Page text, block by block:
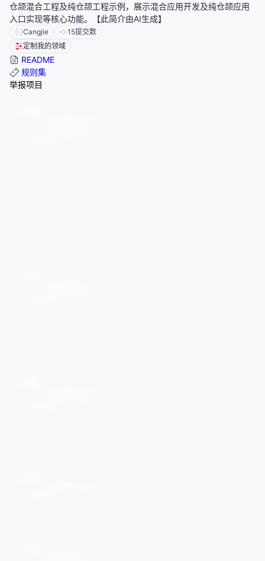
仓颉混合工程及纯仓颉工程示例，展示混合应用开发及纯仓颉应用
入口实现等核心功能。【此简介由AI生成】
Cangjie 15提交数
定制我的领域
README
规则集
举报项目